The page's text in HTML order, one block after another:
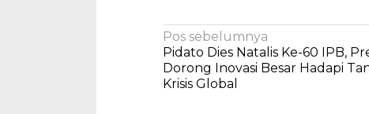
Navigasi
pos
Pos sebelumnya
Pidato Dies Natalis Ke-60 IPB,
Dorong Inovasi Besar Hadapi
Krisis Global